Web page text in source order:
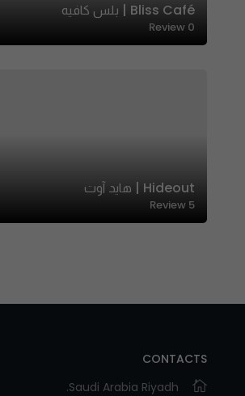
Bliss Café | بلس كافيه
0
Review
Hideout | هايد آوت
5
Review
CONTACTS
Saudi Arabia Riyadh.